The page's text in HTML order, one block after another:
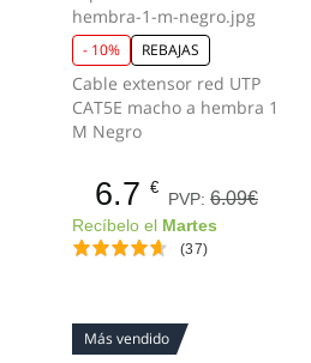
- 10% REBAJAS
Cable extensor red UTP
CAT5E macho a hembra 1
M Negro
6.7 €
PVP: 6.09€
Recíbelo el Martes
(37)
Más vendido